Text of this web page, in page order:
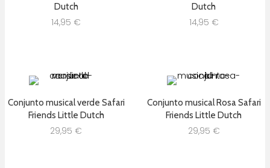
Dutch
14,95 €
Dutch
14,95 €
Conjunto musical verde Safari
Friends Little Dutch
29,95 €
Conjunto musical Rosa Safari
Friends Little Dutch
29,95 €